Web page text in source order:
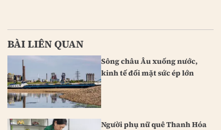
BÀI LIÊN QUAN
Sông châu Âu xuống nước,
kinh tế đối mặt sức ép lớn
Người phụ nữ quê Thanh Hóa